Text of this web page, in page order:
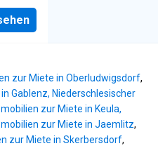
Keller.
von
zur Miete in Oberludwigsdorf,
Gablenz, Niederschlesischer
zur Miete in Keula,
zur Miete in Jaemlitz,
zur Miete in Skerbersdorf,